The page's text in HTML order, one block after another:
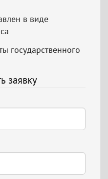
в виде
государственного
заявку